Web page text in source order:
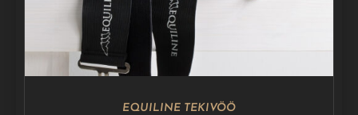
EQUILINE TEKIVÖÖ